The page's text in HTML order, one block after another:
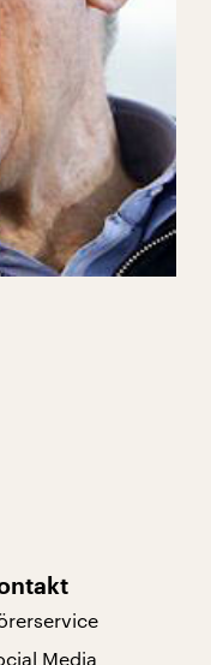
Media